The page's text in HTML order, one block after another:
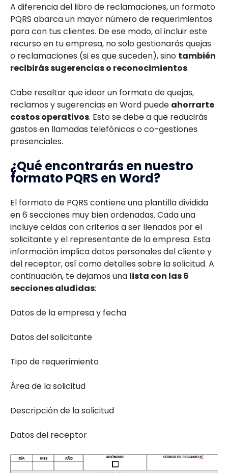
A diferencia del libro de reclamaciones, un formato
PQRS abarca un mayor número de requerimientos
para con tus clientes. De ese modo, al incluir este
recurso en tu empresa, no solo gestionarás quejas
o reclamaciones (si es que suceden), sino también
recibirás sugerencias o reconocimientos.
Cabe resaltar que idear un formato de quejas,
reclamos y sugerencias en Word puede ahorrarte
costos operativos. Esto se debe a que reducirás
gastos en llamadas telefónicas o co-gestiones
presenciales.
¿Qué encontrarás en nuestro
formato PQRS en Word?
El formato de PQRS contiene una plantilla dividida
en 6 secciones muy bien ordenadas. Cada una
incluye celdas con criterios a ser llenados por el
solicitante y el representante de la empresa. Esta
información implica datos personales del cliente y
del receptor, así como detalles sobre la solicitud. A
continuación, te dejamos una lista con las 6
secciones aludidas:
Datos de la empresa y fecha
Datos del solicitante
Tipo de requerimiento
Área de la solicitud
Descripción de la solicitud
Datos del receptor